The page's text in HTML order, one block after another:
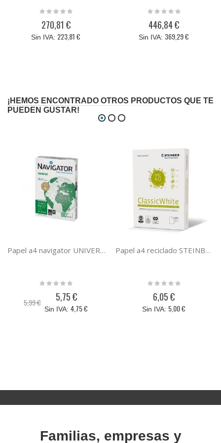
Rating:
270,81 €
223,81 €
Rating:
446,84 €
369,29 €
¡HEMOS ENCONTRADO OTROS PRODUCTOS QUE TE
PUEDEN GUSTAR!
Papel a4 navigator UNIVERSAL paquete 500 hojas 80 gramos din A4 169 cie 0472UN
Rating:
5,99 €
Precio
especial
5,75 €
4,75 €
Papel a4 reciclado STEINBEIS CLASSIC WHITE paquete 500 hojas 80 gramos din A4
Rating:
6,05 €
5,00 €
Familias, empresas y